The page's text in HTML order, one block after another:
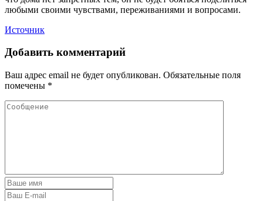
любыми своими чувствами, переживаниями и вопросами.
Источник
Добавить комментарий
Ваш адрес email не будет опубликован. Обязательные поля
помечены *